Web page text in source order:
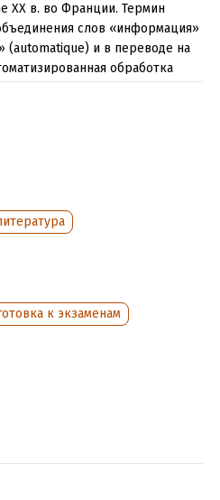
XX в. во Франции. Термин
слов «информация»
(automatique) и в переводе на
обработка
информации с
технике.
к экзаменам